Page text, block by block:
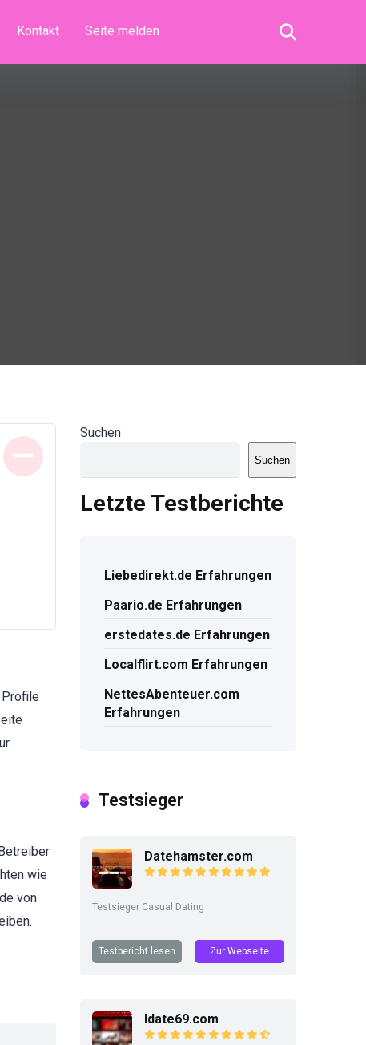
Kontakt Seite melden
wie
von
Suchen
Suchen
Letzte Testberichte
Liebedirekt.de Erfahrungen
Paario.de Erfahrungen
erstedates.de Erfahrungen
Localflirt.com Erfahrungen
NettesAbenteuer.com
Erfahrungen
Testsieger
Datehamster.com
Testsieger Casual Dating
Testbericht lesen Zur Webseite
Idate69.com